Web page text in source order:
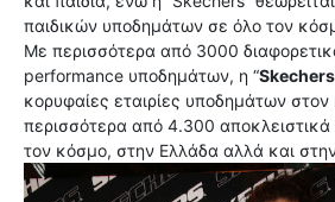
παιδικών υποδημάτων σε όλο τον
Με περισσότερα από 3000
performance υποδημάτων, η “Skechers
κορυφαίες εταιρίες υποδημάτων στον
περισσότερα από 4.300
τον κόσμο, στην Ελλάδα αλλά και